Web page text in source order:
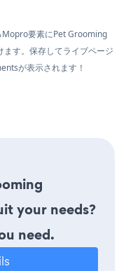
要素にPet Grooming
す。保存してライブページ
が表示されます！
your needs?
need.